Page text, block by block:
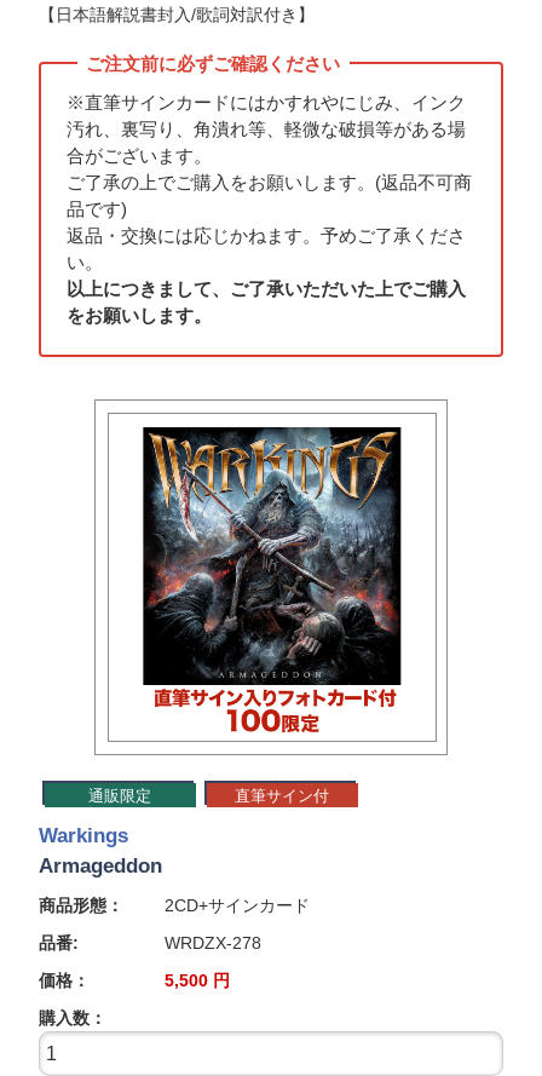
【日本語解説書封入/歌詞対訳付き】
※直筆サインカードにはかすれやにじみ、インク
汚れ、裏写り、角潰れ等、軽微な破損等がある場
合がございます。
ご了承の上でご購入をお願いします。(返品不可商
品です)
返品・交換には応じかねます。予めご了承くださ
い。
以上につきまして、ご了承いただいた上でご購入
をお願いします。
通販限定 直筆サイン付
Warkings
Armageddon
商品形態：
2CD+サインカード
品番:
WRDZX-278
価格：
5,500 円
購入数：